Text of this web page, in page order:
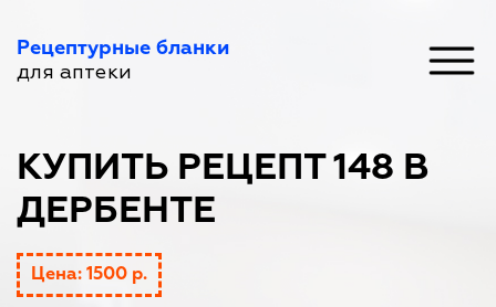
Рецептурные бланки
для аптеки
КУПИТЬ РЕЦЕПТ 148 В
ДЕРБЕНТЕ
Цена: 1500 р.